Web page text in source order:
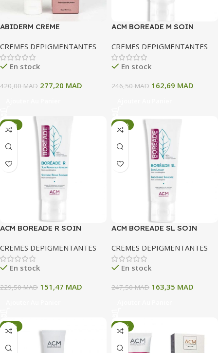
ABIDERM CREME
TYPES DE PEAUX VISAGE ET
CORPS 50 ML
CREMES DEPIGMENTANTES
En stock
420,00MAD 277,20 MAD
ACM BOREADE M SOIN
MATIFIANT 40 ML
CREMES DEPIGMENTANTES
En stock
246,50MAD 162,69 MAD
-34%
ACM BOREADE R SOIN
40ML
CREMES DEPIGMENTANTES
En stock
229,50MAD 151,47 MAD
-34%
ACM BOREADE SL SOIN
CREMES DEPIGMENTANTES
En stock
247,50MAD 163,35 MAD
-34% -34%